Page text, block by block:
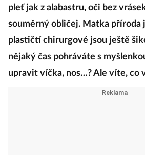
pleť jak z alabastru, oči bez
souměrný obličej. Matka příroda
plastičtí chirurgové jsou ještě
nějaký čas pohráváte s
upravit víčka, nos…? Ale víte, co